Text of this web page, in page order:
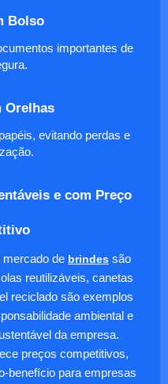
Bolso
importantes de
Orelhas
evitando perdas e
e com Preço
mercado de brindes são
reutilizáveis, canetas
reciclado são exemplos
ambiental e
da empresa.
preços competitivos,
benefício para empresas